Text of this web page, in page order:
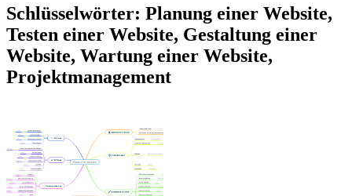
Schlüsselwörter: Planung einer Website,
Testen einer Website, Gestaltung einer
Website, Wartung einer Website,
Projektmanagement